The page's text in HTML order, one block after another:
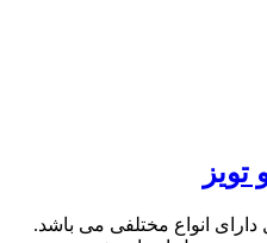
تویز
انواع مختلفی می باشد.